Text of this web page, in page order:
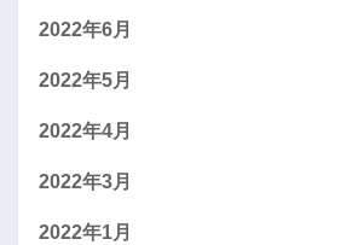
2022年6月
2022年5月
2022年4月
2022年3月
2022年1月